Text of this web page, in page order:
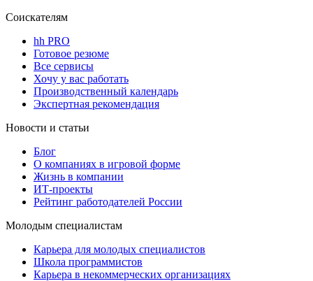
Соискателям
hh PRO
Готовое резюме
Все сервисы
Хочу у вас работать
Производственный календарь
Экспертная рекомендация
Новости и статьи
Блог
О компаниях в игровой форме
Жизнь в компании
ИТ-проекты
Рейтинг работодателей России
Молодым специалистам
Карьера для молодых специалистов
Школа программистов
Карьера в некоммерческих организациях